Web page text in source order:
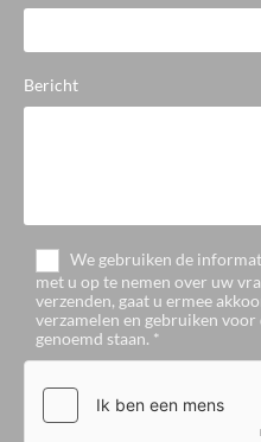
Bericht
We gebruiken de
met u op te nemen over uw
verzenden, gaat u ermee
verzamelen en gebruiken
genoemd staan. *